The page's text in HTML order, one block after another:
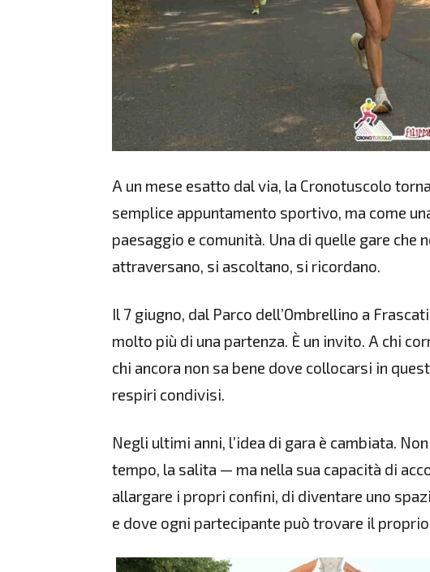
A un mese esatto dal via, la Cronotuscolo
semplice appuntamento sportivo, ma come
paesaggio e comunità. Una di quelle gare che
attraversano, si ascoltano, si ricordano.
Il 7 giugno, dal Parco dell’Ombrellino a
molto più di una partenza. È un invito. A chi
chi ancora non sa bene dove collocarsi in
respiri condivisi.
Negli ultimi anni, l’idea di gara è cambiata.
tempo, la salita — ma nella sua capacità di
allargare i propri confini, di diventare uno
e dove ogni partecipante può trovare il